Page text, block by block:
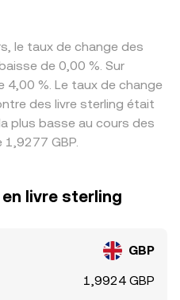
le taux de change des
de 0,00 %. Sur
4,00 %. Le taux de change
des livre sterling était
plus basse au cours des
GBP.
livre sterling
GBP
1,9924 GBP